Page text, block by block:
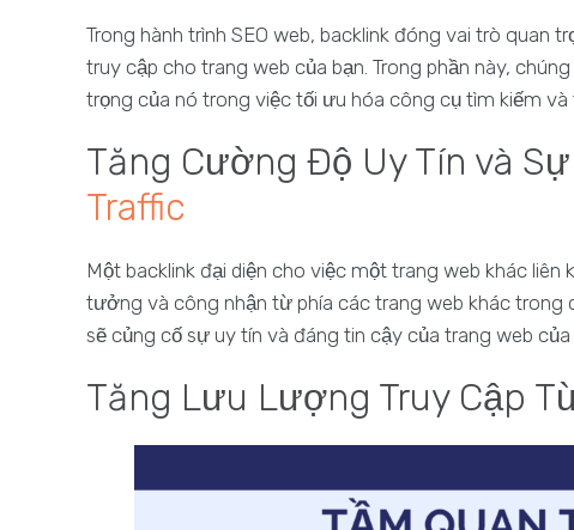
Trong hành trình SEO web, backlink đóng vai trò
truy cập cho trang web của bạn. Trong phần này,
trọng của nó trong việc tối ưu hóa công cụ tìm kiếm và
Tăng Cường Độ Uy Tín và
Traffic
Một backlink đại diện cho việc một trang web khác
tưởng và công nhận từ phía các trang web khác
sẽ củng cố sự uy tín và đáng tin cậy của trang web
Tăng Lưu Lượng Truy Cập